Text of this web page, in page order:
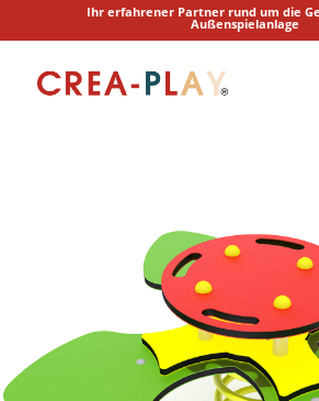
Ihr erfahrener Partner rund um die
Außenspielanlage